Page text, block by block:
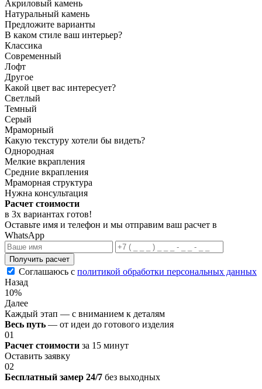
Акриловый камень
Натуральный камень
Предложите варианты
В каком стиле ваш интерьер?
Классика
Современный
Лофт
Другое
Какой цвет вас интересует?
Светлый
Темный
Серый
Мраморный
Какую текстуру хотели бы видеть?
Однородная
Мелкие вкрапления
Средние вкрапления
Мраморная структура
Нужна консультация
Расчет стоимости
в 3х вариантах готов!
Оставьте имя и телефон и мы отправим ваш расчет в
WhatsApp
Получить расчет
Соглашаюсь с политикой обработки персональных данных
Назад
10%
Далее
Каждый этап — с вниманием к деталям
Весь путь — от идеи до готового изделия
01
Расчет стоимости за 15 минут
Оставить заявку
02
Бесплатный замер 24/7 без выходных